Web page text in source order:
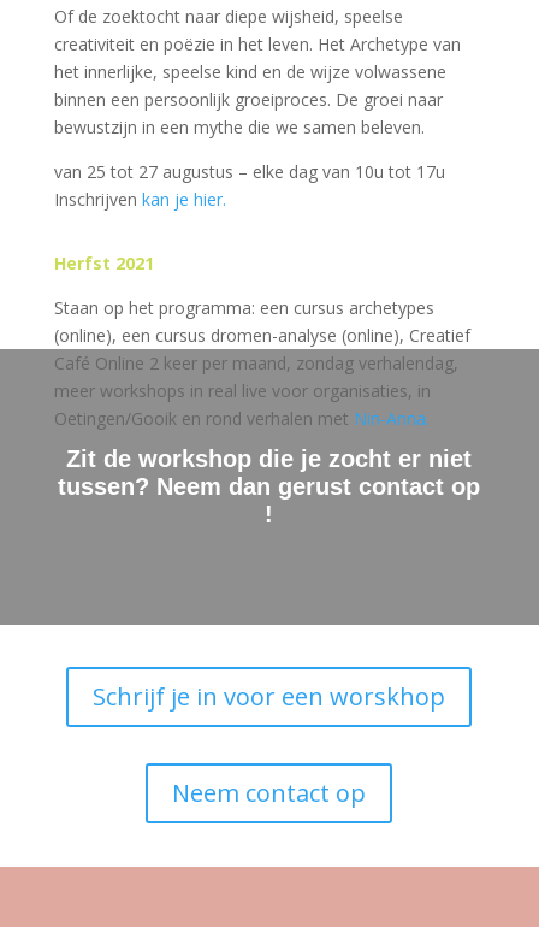
Of de zoektocht naar diepe wijsheid, speelse
creativiteit en poëzie in het leven. Het Archetype van
het innerlijke, speelse kind en de wijze volwassene
binnen een persoonlijk groeiproces. De groei naar
bewustzijn in een mythe die we samen beleven.
van 25 tot 27 augustus – elke dag van 10u tot 17u
Inschrijven kan je hier.
Herfst 2021
Staan op het programma: een cursus archetypes
(online), een cursus dromen-analyse (online), Creatief
Café Online 2 keer per maand, zondag verhalendag,
meer workshops in real live voor organisaties, in
Oetingen/Gooik en rond verhalen met Nin-Anna.
Zit de workshop die je zocht er niet
tussen? Neem dan gerust contact op
!
Schrijf je in voor een worskhop
Neem contact op